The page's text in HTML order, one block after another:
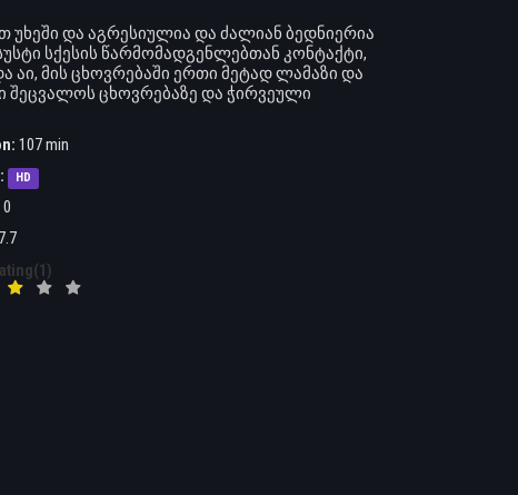
და აგრესიულია და ძალიან ბედნიერია
სქესის წარმომადგენლებთან კონტაქტი,
აი, მის ცხოვრებაში ერთი მეტად ლამაზი და
შეცვალოს ცხოვრებაზე და ჭირვეული
107 min
HD
0
7.7